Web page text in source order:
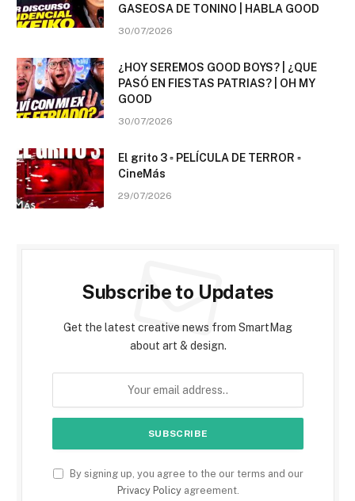
GASEOSA DE TONINO | HABLA GOOD
30/07/2026
¿HOY SEREMOS GOOD BOYS? | ¿QUE
PASÓ EN FIESTAS PATRIAS? | OH MY
GOOD
30/07/2026
El grito 3 ▫️ PELÍCULA DE TERROR ▫️
CineMás
29/07/2026
Subscribe to Updates
Get the latest creative news from SmartMag
about art & design.
By signing up, you agree to the our terms and our
Privacy Policyagreement.